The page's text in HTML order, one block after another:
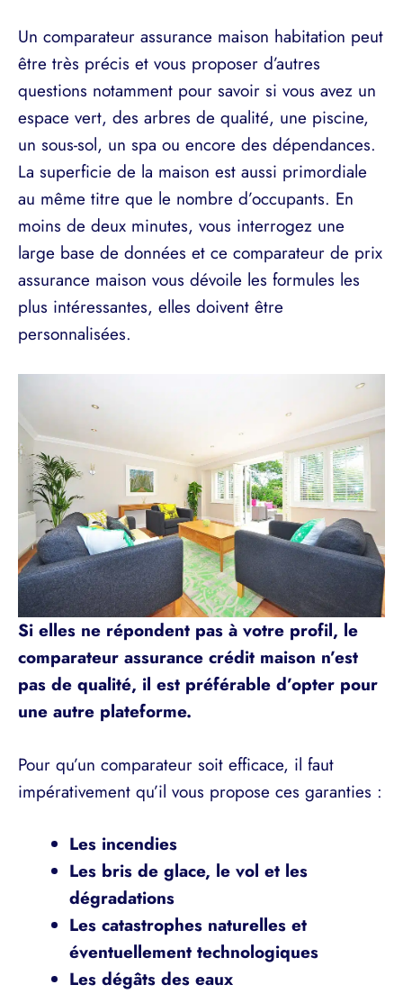
Un comparateur assurance maison habitation peut
être très précis et vous proposer d’autres
questions notamment pour savoir si vous avez un
espace vert, des arbres de qualité, une piscine,
un sous-sol, un spa ou encore des dépendances.
La superficie de la maison est aussi primordiale
au même titre que le nombre d’occupants. En
moins de deux minutes, vous interrogez une
large base de données et ce comparateur de prix
assurance maison vous dévoile les formules les
plus intéressantes, elles doivent être
personnalisées.
Si elles ne répondent pas à votre profil, le
comparateur assurance crédit maison n’est
pas de qualité, il est préférable d’opter pour
une autre plateforme.
Pour qu’un comparateur soit efficace, il faut
impérativement qu’il vous propose ces garanties :
Les incendies
Les bris de glace, le vol et les
dégradations
Les catastrophes naturelles et
éventuellement technologiques
Les dégâts des eaux